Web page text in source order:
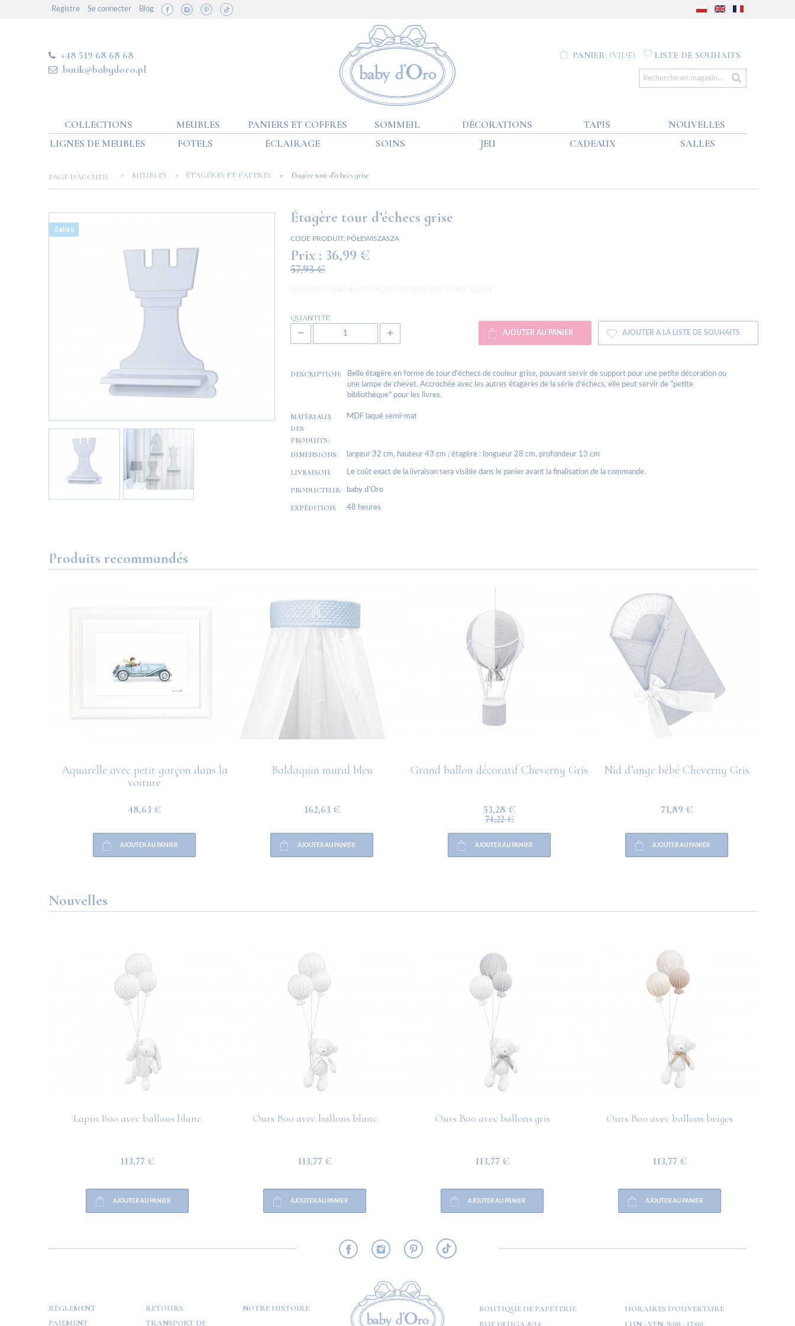
Registre Se connecter Blog
+48 519 68 68 68
butik@babydoro.pl
PANIER: (VIDE) LISTE DE SOUHAITS
COLLECTIONS MEUBLES PANIERS ET COFFRES SOMMEIL DÉCORATIONS TAPIS
NOUVELLES
LIGNES DE MEUBLES
FOTELS ÉCLAIRAGE SOINS JEU CADEAUX SALLES
PAGE D'ACCUEIL » MEUBLES » ÉTAGÈRES ET PATÈRES » Étagère tour d’échecs grise
Salles
Étagère tour d’échecs grise
CODE PRODUIT: PÓŁEWISZASZA
Prix : 36,99 €
57,93 €
PRIX LE PLUS BAS AU COURS DES 30 DERNIERS JOURS: 36.99 €
QUANTITÉ
AJOUTER AU PANIER AJOUTER A LA LISTE DE SOUHAITS
DESCRIPTION:
Belle étagère en forme de tour d’échecs de couleur grise, pouvant servir de support pour une petite décoration ou
une lampe de chevet. Accrochée avec les autres étagères de la série d’échecs, elle peut servir de "petite
bibliothèque" pour les livres.
MATÉRIAUX
DES
PRODUITS:
MDF laqué semi-mat
DIMENSIONS: largeur 32 cm, hauteur 43 cm ; étagère : longueur 28 cm, profondeur 13 cm
LIVRAISON: Le coût exact de la livraison sera visible dans le panier avant la finalisation de la commande.
PRODUCTEUR: baby d’Oro
EXPÉDITION: 48 heures
Produits recommandés
Aquarelle avec petit garçon dans la
voiture
48,63 €
AJOUTER AU PANIER
Baldaquin mural bleu
162,63 €
AJOUTER AU PANIER
Grand ballon décoratif Cheverny Gris
53,28 €
74,22 €
AJOUTER AU PANIER
Nid d’ange bébé Cheverny Gris
71,89 €
AJOUTER AU PANIER
Nouvelles
Lapin Boo avec ballons blanc
113,77 €
AJOUTER AU PANIER
Ours Boo avec ballons blanc
113,77 €
AJOUTER AU PANIER
Ours Boo avec ballons gris
113,77 €
AJOUTER AU PANIER
Ours Boo avec ballons beiges
113,77 €
AJOUTER AU PANIER
RÈGLEMENT
PAIEMENT
RETOURS
TRANSPORT DE
NOTRE HISTOIRE
BOUTIQUE DE PAPETERIE
RUE DŁUGA 8/14
HORAIRES D'OUVERTURE
LUN - VEN: 9:00 - 17:00